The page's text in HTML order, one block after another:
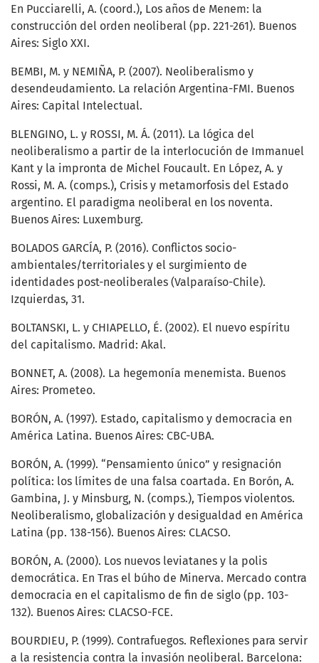
En Pucciarelli, A. (coord.), Los años de Menem: la
construcción del orden neoliberal (pp. 221-261). Buenos
Aires: Siglo XXI.
BEMBI, M. y NEMIÑA, P. (2007). Neoliberalismo y
desendeudamiento. La relación Argentina-FMI. Buenos
Aires: Capital Intelectual.
BLENGINO, L. y ROSSI, M. Á. (2011). La lógica del
neoliberalismo a partir de la interlocución de Immanuel
Kant y la impronta de Michel Foucault. En López, A. y
Rossi, M. A. (comps.), Crisis y metamorfosis del Estado
argentino. El paradigma neoliberal en los noventa.
Buenos Aires: Luxemburg.
BOLADOS GARCÍA, P. (2016). Conflictos socio-
ambientales/territoriales y el surgimiento de
identidades post-neoliberales (Valparaíso-Chile).
Izquierdas, 31.
BOLTANSKI, L. y CHIAPELLO, É. (2002). El nuevo espíritu
del capitalismo. Madrid: Akal.
BONNET, A. (2008). La hegemonía menemista. Buenos
Aires: Prometeo.
BORÓN, A. (1997). Estado, capitalismo y democracia en
América Latina. Buenos Aires: CBC-UBA.
BORÓN, A. (1999). “Pensamiento único” y resignación
política: los límites de una falsa coartada. En Borón, A.
Gambina, J. y Minsburg, N. (comps.), Tiempos violentos.
Neoliberalismo, globalización y desigualdad en América
Latina (pp. 138-156). Buenos Aires: CLACSO.
BORÓN, A. (2000). Los nuevos leviatanes y la polis
democrática. En Tras el búho de Minerva. Mercado contra
democracia en el capitalismo de fin de siglo (pp. 103-
132). Buenos Aires: CLACSO-FCE.
BOURDIEU, P. (1999). Contrafuegos. Reflexiones para servir
a la resistencia contra la invasión neoliberal. Barcelona: